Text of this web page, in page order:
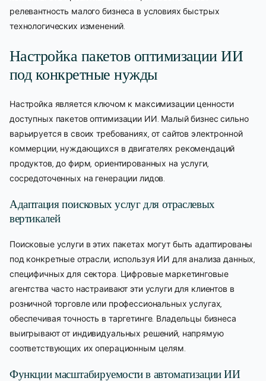
релевантность малого бизнеса в условиях быстрых
технологических изменений.
Настройка пакетов оптимизации ИИ
под конкретные нужды
Настройка является ключом к максимизации ценности
доступных пакетов оптимизации ИИ. Малый бизнес сильно
варьируется в своих требованиях, от сайтов электронной
коммерции, нуждающихся в двигателях рекомендаций
продуктов, до фирм, ориентированных на услуги,
сосредоточенных на генерации лидов.
Адаптация поисковых услуг для отраслевых
вертикалей
Поисковые услуги в этих пакетах могут быть адаптированы
под конкретные отрасли, используя ИИ для анализа данных,
специфичных для сектора. Цифровые маркетинговые
агентства часто настраивают эти услуги для клиентов в
розничной торговле или профессиональных услугах,
обеспечивая точность в таргетинге. Владельцы бизнеса
выигрывают от индивидуальных решений, напрямую
соответствующих их операционным целям.
Функции масштабируемости в автоматизации ИИ